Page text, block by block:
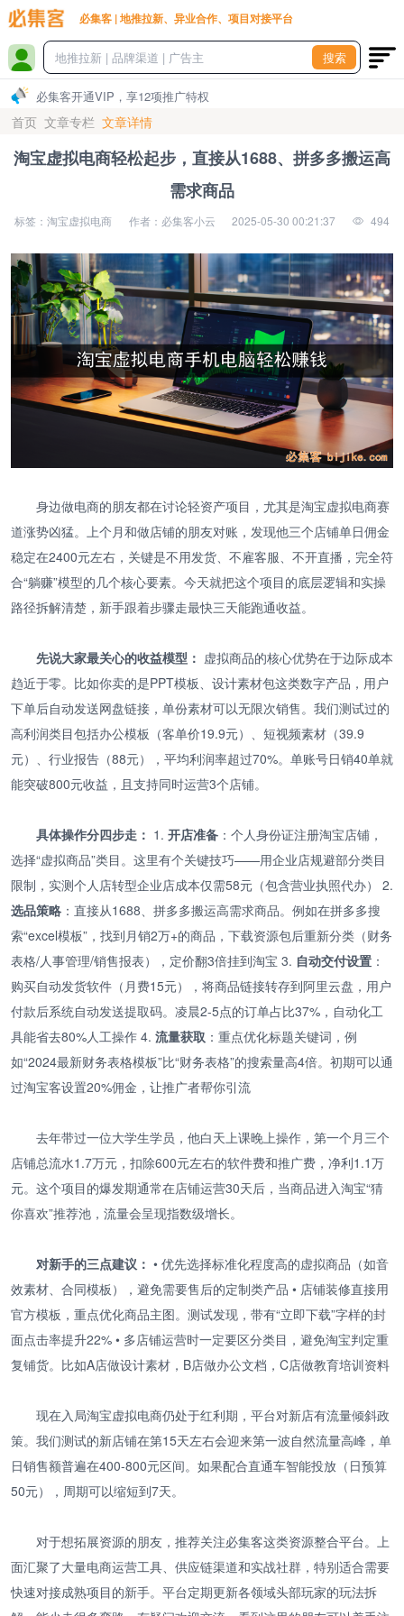
必集客 | 地推拉新、异业合作、项目对接平台
搜索
必集客开通VIP，享12项推广特权
首页 文章专栏 文章详情
淘宝虚拟电商轻松起步，直接从1688、拼多多搬运高
需求商品
标签：淘宝虚拟电商 作者：必集客小云 2025-05-30 00:21:37 494
身边做电商的朋友都在讨论轻资产项目，尤其是淘宝虚拟电商赛
道涨势凶猛。上个月和做店铺的朋友对账，发现他三个店铺单日佣金
稳定在2400元左右，关键是不用发货、不雇客服、不开直播，完全符
合“躺赚”模型的几个核心要素。今天就把这个项目的底层逻辑和实操
路径拆解清楚，新手跟着步骤走最快三天能跑通收益。
先说大家最关心的收益模型： 虚拟商品的核心优势在于边际成本
趋近于零。比如你卖的是PPT模板、设计素材包这类数字产品，用户
下单后自动发送网盘链接，单份素材可以无限次销售。我们测试过的
高利润类目包括办公模板（客单价19.9元）、短视频素材（39.9
元）、行业报告（88元），平均利润率超过70%。单账号日销40单就
能突破800元收益，且支持同时运营3个店铺。
具体操作分四步走： 1. 开店准备 ：个人身份证注册淘宝店铺，
选择“虚拟商品”类目。这里有个关键技巧——用企业店规避部分类目
限制，实测个人店转型企业店成本仅需58元（包含营业执照代办） 2.
选品策略 ：直接从1688、拼多多搬运高需求商品。例如在拼多多搜
索“excel模板”，找到月销2万+的商品，下载资源包后重新分类（财务
表格/人事管理/销售报表），定价翻3倍挂到淘宝 3. 自动交付设置 ：
购买自动发货软件（月费15元），将商品链接转存到阿里云盘，用户
付款后系统自动发送提取码。凌晨2-5点的订单占比37%，自动化工
具能省去80%人工操作 4. 流量获取 ：重点优化标题关键词，例
如“2024最新财务表格模板”比“财务表格”的搜索量高4倍。初期可以通
过淘宝客设置20%佣金，让推广者帮你引流
去年带过一位大学生学员，他白天上课晚上操作，第一个月三个
店铺总流水1.7万元，扣除600元左右的软件费和推广费，净利1.1万
元。这个项目的爆发期通常在店铺运营30天后，当商品进入淘宝“猜
你喜欢”推荐池，流量会呈现指数级增长。
对新手的三点建议： • 优先选择标准化程度高的虚拟商品（如音
效素材、合同模板），避免需要售后的定制类产品 • 店铺装修直接用
官方模板，重点优化商品主图。测试发现，带有“立即下载”字样的封
面点击率提升22% • 多店铺运营时一定要区分类目，避免淘宝判定重
复铺货。比如A店做设计素材，B店做办公文档，C店做教育培训资料
现在入局淘宝虚拟电商仍处于红利期，平台对新店有流量倾斜政
策。我们测试的新店铺在第15天左右会迎来第一波自然流量高峰，单
日销售额普遍在400-800元区间。如果配合直通车智能投放（日预算
50元），周期可以缩短到7天。
对于想拓展资源的朋友，推荐关注必集客这类资源整合平台。上
面汇聚了大量电商运营工具、供应链渠道和实战社群，特别适合需要
快速对接成熟项目的新手。平台定期更新各领域头部玩家的玩法拆